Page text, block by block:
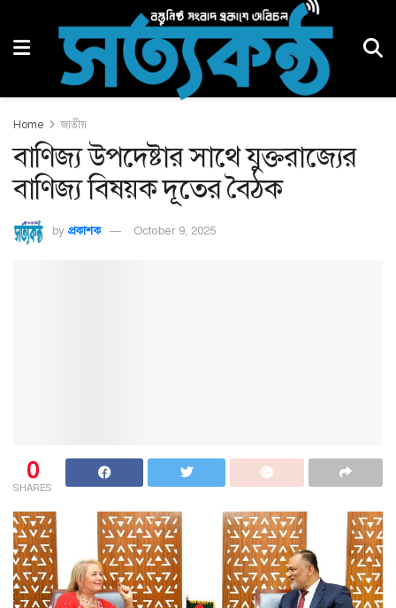
Home জাতীয়
বাণিজ্য উপদেষ্টার সাথে যুক্তরাজ্যের
বাণিজ্য বিষয়ক দূতের বৈঠক
by প্রকাশক October 9, 2025
0
SHARES